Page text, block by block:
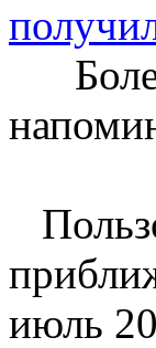
Более
июль